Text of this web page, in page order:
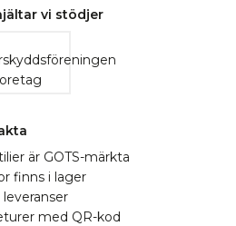
vi stödjer
är GOTS-märkta
finns i lager
med QR-kod